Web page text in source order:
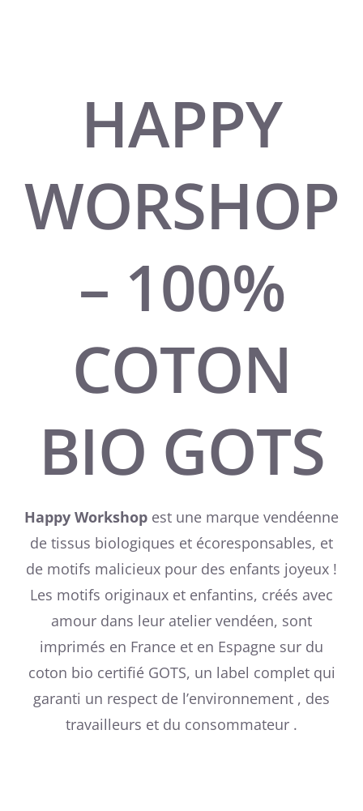
HAPPY
WORSHOP
– 100%
COTON
BIO GOTS
Happy Workshop est une marque vendéenne
de tissus biologiques et écoresponsables, et
de motifs malicieux pour des enfants joyeux !
Les motifs originaux et enfantins, créés avec
amour dans leur atelier vendéen, sont
imprimés en France et en Espagne sur du
coton bio certifié GOTS, un label complet qui
garanti un respect de l’environnement , des
travailleurs et du consommateur .